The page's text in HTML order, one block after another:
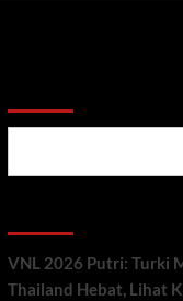
VNL 2026 Putri: Turki
Thailand Hebat, Lihat